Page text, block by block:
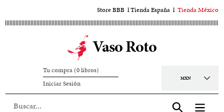
al
Store BBB lTienda España l Tienda México
Vaso Roto
Tu compra (0 libros)
Iniciar SesiónIniciar
sesión
Moneda
Aceptar